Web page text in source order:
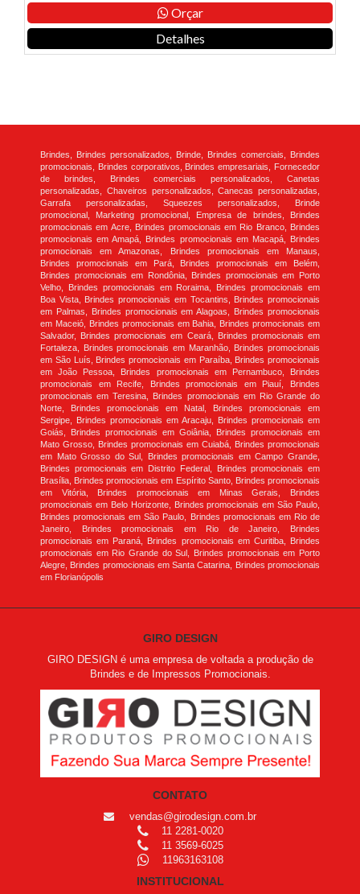
Orçar
Detalhes
Brindes, Brindes personalizados, Brinde, Brindes comerciais, Brindes
promocionais, Brindes corporativos, Brindes empresariais, Fornecedor
de brindes, Brindes comerciais personalizados, Canetas
personalizadas, Chaveiros personalizados, Canecas personalizadas,
Garrafa personalizadas, Squeezes personalizados, Brinde
promocional, Marketing promocional, Empresa de brindes, Brindes
promocionais em Acre, Brindes promocionais em Rio Branco, Brindes
promocionais em Amapá, Brindes promocionais em Macapá, Brindes
promocionais em Amazonas, Brindes promocionais em Manaus,
Brindes promocionais em Pará, Brindes promocionais em Belém,
Brindes promocionais em Rondônia, Brindes promocionais em Porto
Velho, Brindes promocionais em Roraima, Brindes promocionais em
Boa Vista, Brindes promocionais em Tocantins, Brindes promocionais
em Palmas, Brindes promocionais em Alagoas, Brindes promocionais
em Maceió, Brindes promocionais em Bahia, Brindes promocionais em
Salvador, Brindes promocionais em Ceará, Brindes promocionais em
Fortaleza, Brindes promocionais em Maranhão, Brindes promocionais
em São Luís, Brindes promocionais em Paraíba, Brindes promocionais
em João Pessoa, Brindes promocionais em Pernambuco, Brindes
promocionais em Recife, Brindes promocionais em Piauí, Brindes
promocionais em Teresina, Brindes promocionais em Rio Grande do
Norte, Brindes promocionais em Natal, Brindes promocionais em
Sergipe, Brindes promocionais em Aracaju, Brindes promocionais em
Goiás, Brindes promocionais em Goiânia, Brindes promocionais em
Mato Grosso, Brindes promocionais em Cuiabá, Brindes promocionais
em Mato Grosso do Sul, Brindes promocionais em Campo Grande,
Brindes promocionais em Distrito Federal, Brindes promocionais em
Brasília, Brindes promocionais em Espírito Santo, Brindes promocionais
em Vitória, Brindes promocionais em Minas Gerais, Brindes
promocionais em Belo Horizonte, Brindes promocionais em São Paulo,
Brindes promocionais em São Paulo, Brindes promocionais em Rio de
Janeiro, Brindes promocionais em Rio de Janeiro, Brindes
promocionais em Paraná, Brindes promocionais em Curitiba, Brindes
promocionais em Rio Grande do Sul, Brindes promocionais em Porto
Alegre, Brindes promocionais em Santa Catarina, Brindes promocionais
em Florianópolis
GIRO DESIGN
GIRO DESIGN é uma empresa de voltada a produção de
Brindes e de Impressos Promocionais.
CONTATO
vendas@girodesign.com.br
11 2281-0020
11 3569-6025
11963163108
INSTITUCIONAL